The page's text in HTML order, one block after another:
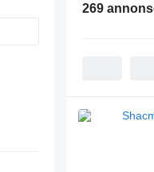
269